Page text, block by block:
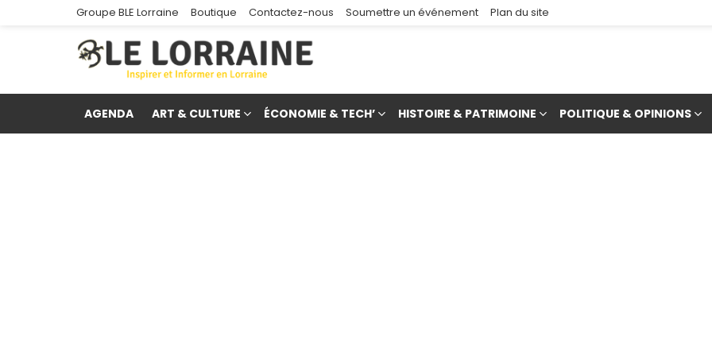
Groupe BLE Lorraine Boutique Contactez-nous Soumettre un événement Plan du site
AGENDA ART & CULTURE ÉCONOMIE & TECH’ HISTOIRE & PATRIMOINE POLITIQUE & OPINIONS